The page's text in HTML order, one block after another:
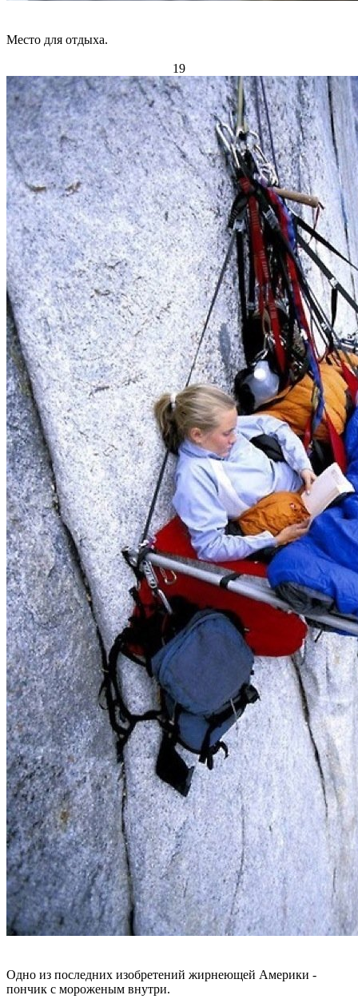
Место для отдыха.
19
Одно из последних изобретений жирнеющей Америки -
пончик с мороженым внутри.